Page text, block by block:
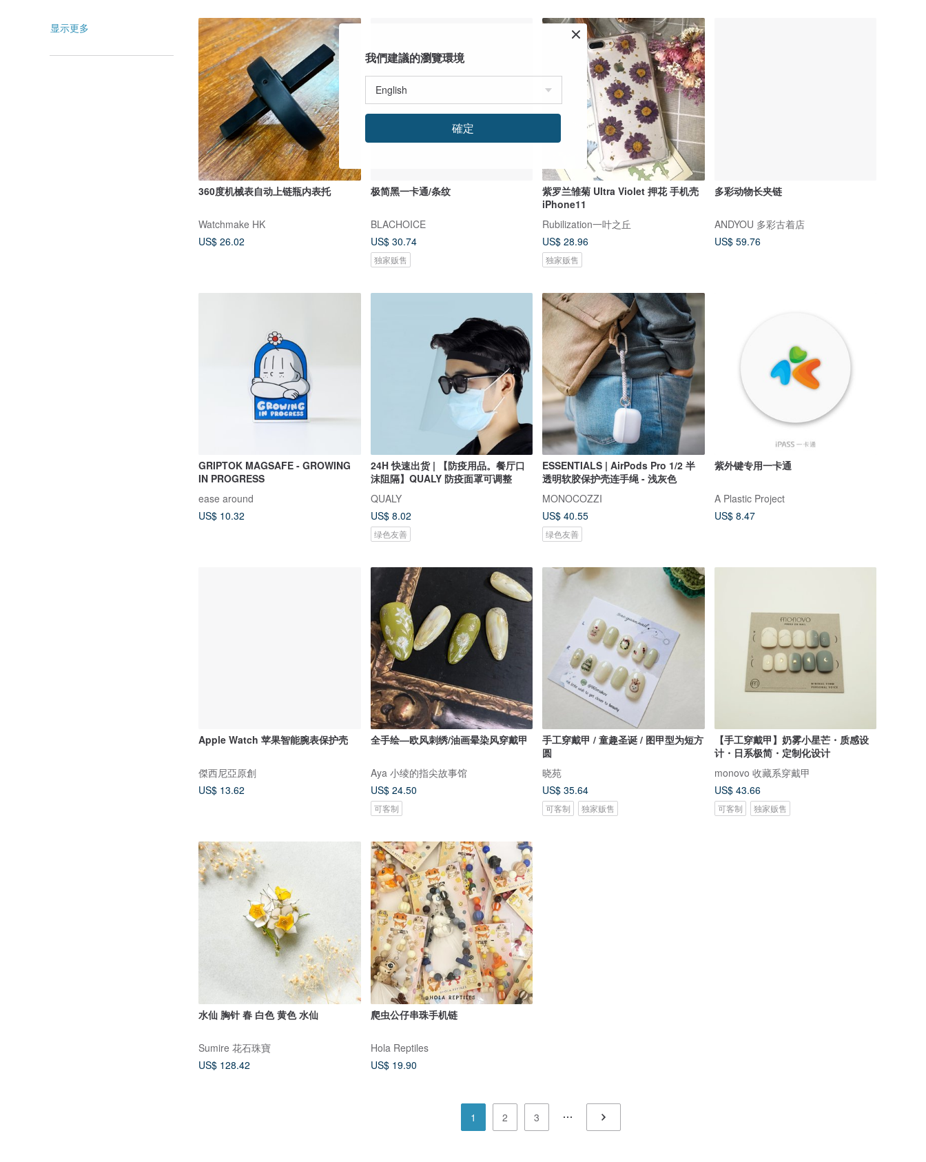
显示更多
360度机械表自动上链瓶内表托
Watchmake HK
US$ 26.02
极简黑一卡通/条纹
BLACHOICE
US$ 30.74
独家贩售
紫罗兰雏菊 Ultra Violet 押花 手机壳
iPhone11
Rubilization一叶之丘
US$ 28.96
独家贩售
多彩动物长夹链
ANDYOU 多彩古着店
US$ 59.76
GRIPTOK MAGSAFE - GROWING
IN PROGRESS
ease around
US$ 10.32
24H 快速出货 | 【防疫用品。餐厅口
沫阻隔】QUALY 防疫面罩可调整
QUALY
US$ 8.02
绿色友善
ESSENTIALS | AirPods Pro 1/2 半
透明软胶保护壳连手绳 - 浅灰色
MONOCOZZI
US$ 40.55
绿色友善
紫外键专用一卡通
A Plastic Project
US$ 8.47
Apple Watch 苹果智能腕表保护壳
傑西尼亞原創
US$ 13.62
全手绘—欧风刺绣/油画晕染风穿戴甲
Aya 小绫的指尖故事馆
US$ 24.50
可客制
手工穿戴甲 / 童趣圣诞 / 图甲型为短方
圆
晓苑
US$ 35.64
可客制 独家贩售
【手工穿戴甲】奶雾小星芒・质感设
计・日系极简・定制化设计
monovo 收藏系穿戴甲
US$ 43.66
可客制 独家贩售
水仙 胸针 春 白色 黄色 水仙
Sumire 花石珠寶
US$ 128.42
爬虫公仔串珠手机链
Hola Reptiles
US$ 19.90
1 2 3
我們建議的瀏覽環境
確定